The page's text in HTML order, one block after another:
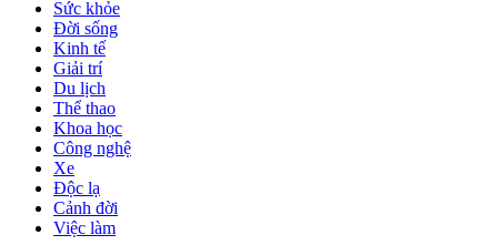
Sức khỏe
Đời sống
Kinh tế
Giải trí
Du lịch
Thể thao
Khoa học
Công nghệ
Xe
Độc lạ
Cảnh đời
Việc làm